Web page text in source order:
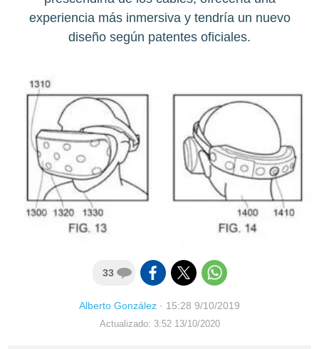
experiencia más inmersiva y tendría un nuevo
diseño según patentes oficiales.
33
Alberto González · 15:28 9/10/2019
Actualizado: 3:52 13/10/2020